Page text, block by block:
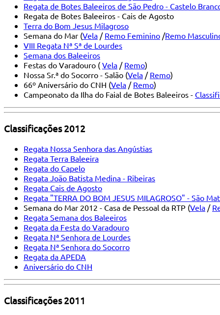
Regata de Botes Baleeiros de São Pedro - Castelo
Regata de Botes Baleeiros - Cais de Agosto
Terra do Bom Jesus Milagroso
Semana do Mar (Vela / Remo Feminino /Remo
VIII Regata Nª Sª de Lourdes
Semana dos Baleeiros
Festas do Varadouro ( Vela / Remo)
Nossa Sr.ª do Socorro - Salão (Vela / Remo)
66º Aniversário do CNH (Vela / Remo)
Campeonato da Ilha do Faial de Botes Baleeiros -
Classificações 2012
Regata Nossa Senhora das Angústias
Regata Terra Baleeira
Regata do Capelo
Regata João Batista Medina - Ribeiras
Regata Cais de Agosto
Regata "TERRA DO BOM JESUS MILAGROSO" - São
Semana do Mar 2012 - Casa de Pessoal da RTP (Vela /
Regata Semana dos Baleeiros
Regata da Festa do Varadouro
Regata Nª Senhora de Lourdes
Regata Nª Senhora do Socorro
Regata da APEDA
Aniversário do CNH
Classificações 2011